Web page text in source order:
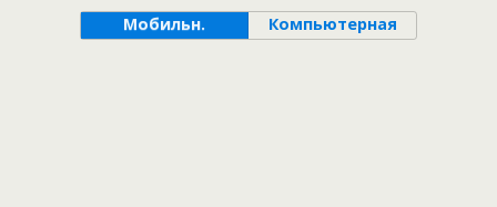
Мобильн. Компьютерная